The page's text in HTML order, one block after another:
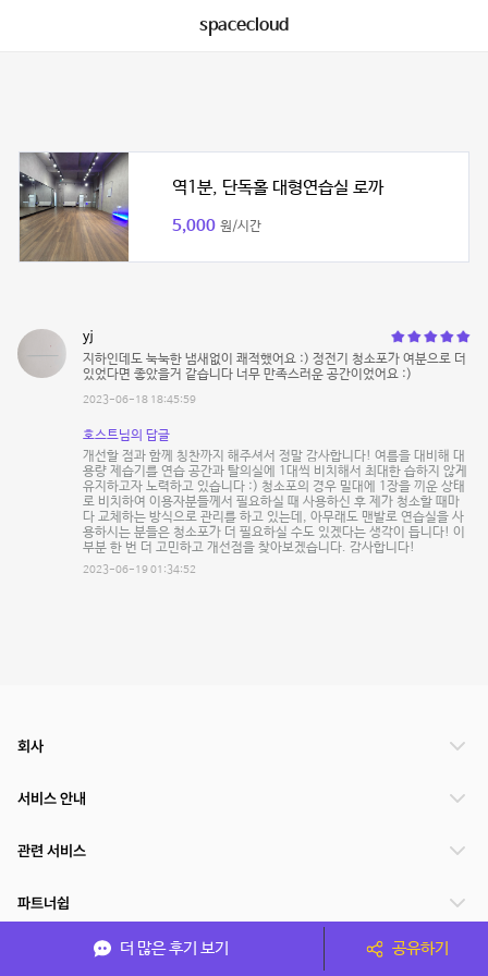
spacecloud
역1분, 단독홀 대형연습실 로까
5,000 원/시간
yj
지하인데도 눅눅한 냄새없이 쾌적했어요 :) 정전기 청소포가 여분으로 더
있었다면 좋았을거 같습니다 너무 만족스러운 공간이었어요 :)
2023-06-18 18:45:59
호스트님의 답글
개선할 점과 함께 칭찬까지 해주셔서 정말 감사합니다! 여름을 대비해 대
용량 제습기를 연습 공간과 탈의실에 1대씩 비치해서 최대한 습하지 않게
유지하고자 노력하고 있습니다 :) 청소포의 경우 밀대에 1장을 끼운 상태
로 비치하여 이용자분들께서 필요하실 때 사용하신 후 제가 청소할 때마
다 교체하는 방식으로 관리를 하고 있는데, 아무래도 맨발로 연습실을 사
용하시는 분들은 청소포가 더 필요하실 수도 있겠다는 생각이 듭니다! 이
부분 한 번 더 고민하고 개선점을 찾아보겠습니다. 감사합니다!
2023-06-19 01:34:52
더 많은 후기 보기 공유하기
회사
서비스 안내
관련 서비스
파트너쉽
서비스 제공 국가